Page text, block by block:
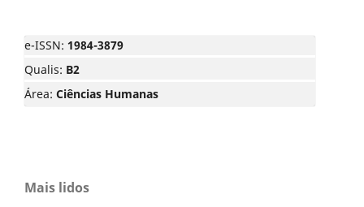
e-ISSN: 1984-3879
Qualis: B2
Área: Ciências Humanas
Mais lidos